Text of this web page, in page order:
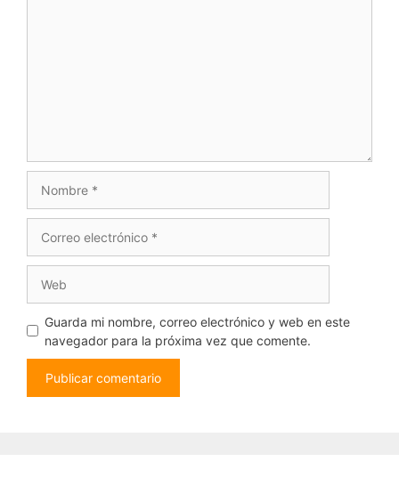
electrónico
Guarda mi nombre, correo electrónico y web en este
navegador para la próxima vez que comente.